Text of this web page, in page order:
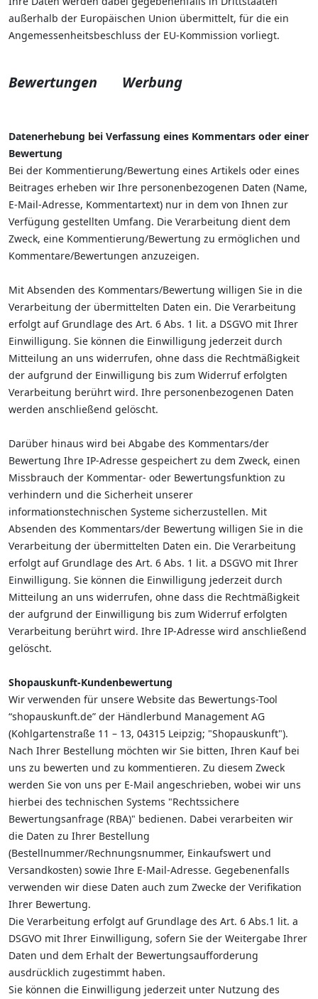
außerhalb der Europäischen Union übermittelt, für die ein
Angemessenheitsbeschluss der EU-Kommission vorliegt.
Bewertungen Werbung
Datenerhebung bei Verfassung eines Kommentars oder einer
Bewertung
Bei der Kommentierung/Bewertung eines Artikels oder eines
Beitrages erheben wir Ihre personenbezogenen Daten (Name,
E-Mail-Adresse, Kommentartext) nur in dem von Ihnen zur
Verfügung gestellten Umfang. Die Verarbeitung dient dem
Zweck, eine Kommentierung/Bewertung zu ermöglichen und
Kommentare/Bewertungen anzuzeigen.
Mit Absenden des Kommentars/Bewertung willigen Sie in die
Verarbeitung der übermittelten Daten ein. Die Verarbeitung
erfolgt auf Grundlage des Art. 6 Abs. 1 lit. a DSGVO mit Ihrer
Einwilligung. Sie können die Einwilligung jederzeit durch
Mitteilung an uns widerrufen, ohne dass die Rechtmäßigkeit
der aufgrund der Einwilligung bis zum Widerruf erfolgten
Verarbeitung berührt wird. Ihre personenbezogenen Daten
werden anschließend gelöscht.
Darüber hinaus wird bei Abgabe des Kommentars/der
Bewertung Ihre IP-Adresse gespeichert zu dem Zweck, einen
Missbrauch der Kommentar- oder Bewertungsfunktion zu
verhindern und die Sicherheit unserer
informationstechnischen Systeme sicherzustellen. Mit
Absenden des Kommentars/der Bewertung willigen Sie in die
Verarbeitung der übermittelten Daten ein. Die Verarbeitung
erfolgt auf Grundlage des Art. 6 Abs. 1 lit. a DSGVO mit Ihrer
Einwilligung. Sie können die Einwilligung jederzeit durch
Mitteilung an uns widerrufen, ohne dass die Rechtmäßigkeit
der aufgrund der Einwilligung bis zum Widerruf erfolgten
Verarbeitung berührt wird. Ihre IP-Adresse wird anschließend
gelöscht.
Shopauskunft-Kundenbewertung
Wir verwenden für unsere Website das Bewertungs-Tool
“shopauskunft.de” der Händlerbund Management AG
(Kohlgartenstraße 11 – 13, 04315 Leipzig; "Shopauskunft").
Nach Ihrer Bestellung möchten wir Sie bitten, Ihren Kauf bei
uns zu bewerten und zu kommentieren. Zu diesem Zweck
werden Sie von uns per E-Mail angeschrieben, wobei wir uns
hierbei des technischen Systems "Rechtssichere
Bewertungsanfrage (RBA)" bedienen. Dabei verarbeiten wir
die Daten zu Ihrer Bestellung
(Bestellnummer/Rechnungsnummer, Einkaufswert und
Versandkosten) sowie Ihre E-Mail-Adresse. Gegebenenfalls
verwenden wir diese Daten auch zum Zwecke der Verifikation
Ihrer Bewertung.
Die Verarbeitung erfolgt auf Grundlage des Art. 6 Abs.1 lit. a
DSGVO mit Ihrer Einwilligung, sofern Sie der Weitergabe Ihrer
Daten und dem Erhalt der Bewertungsaufforderung
ausdrücklich zugestimmt haben.
Sie können die Einwilligung jederzeit unter Nutzung des